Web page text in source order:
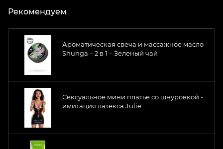
Рекомендуем
Ароматическая свеча и массажное масло
Shunga – 2 в 1 – Зеленый чай
Сексуальное мини платье со шнуровкой -
имитация латекса Julie